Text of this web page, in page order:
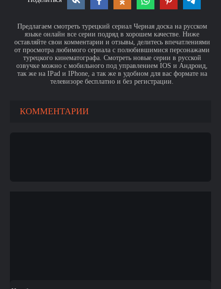
Предлагаем смотреть турецкий сериал Черная доска на русском
языке онлайн все серии подряд в хорошем качестве. Ниже
оставляйте свои комментарии и отзывы, делитесь впечатлениями
от просмотра любимого сериала с полюбившимися персонажами
турецкого кинематографа. Смотреть новые серии в русской
озвучке можно с мобильного под управлением IOS и Андроид,
так же на IPad и IPhone, а так же в удобном для вас формате на
телевизоре бесплатно и без регистрации.
КОММЕНТАРИИ